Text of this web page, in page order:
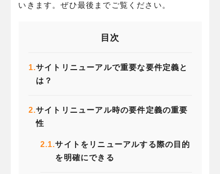
いきます。ぜひ最後までご覧ください。
目次
1.サイトリニューアルで重要な要件定義と
は？
2.サイトリニューアル時の要件定義の重要
性
2.1.サイトをリニューアルする際の目的
を明確にできる